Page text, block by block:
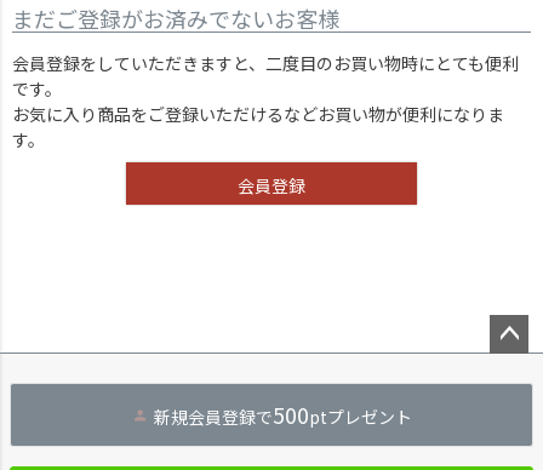
まだご登録がお済みでないお客様
会員登録をしていただきますと、二度目のお買い物時にとても便利
です。
お気に入り商品をご登録いただけるなどお買い物が便利になりま
す。
会員登録
へ
新規会員登録で500ptプレゼント